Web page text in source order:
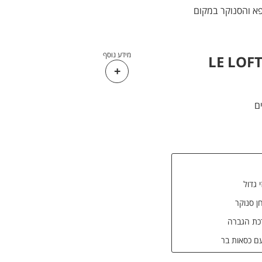
והסנוקר במקום
גדול
סנוקר
הגברה
כסאות בר
מידע נוסף